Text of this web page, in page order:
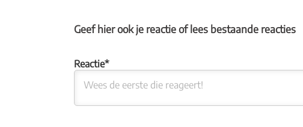
Geef hier ook je reactie of lees bestaande reacties